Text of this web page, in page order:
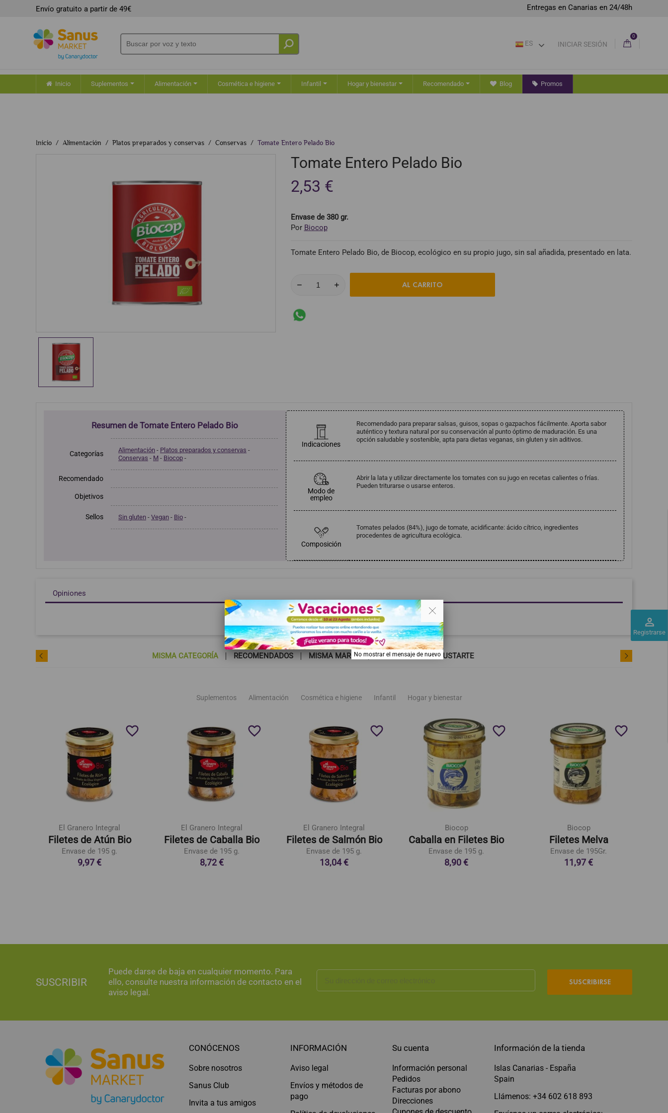
Envío gratuito a partir de 49€ Entregas en Canarias en 24/48h
ES INICIAR SESIÓN
0
perm_identity
Registrarse
Inicio Suplementos Alimentación Cosmética e higiene Infantil Hogar y bienestar Recomendado Blog Promos
Inicio Alimentación Platos preparados y conservas Conservas Tomate Entero Pelado Bio
Tomate Entero Pelado Bio
2,53 €
Envase de 380 gr.
Por Biocop
Tomate Entero Pelado Bio, de Biocop, ecológico en su propio jugo, sin sal añadida, presentado en lata.
AL CARRITO
Resumen de Tomate Entero Pelado Bio
Categorías Alimentación - Platos preparados y conservas -
Conservas - M - Biocop -
Recomendado
Objetivos
Sellos Sin gluten - Vegan - Bio -
Indicaciones
Recomendado para preparar salsas, guisos, sopas o gazpachos fácilmente. Aporta sabor
auténtico y textura natural por su conservación al punto óptimo de maduración. Es una
opción saludable y sostenible, apta para dietas veganas, sin gluten y sin aditivos.
Modo de
empleo
Abrir la lata y utilizar directamente los tomates con su jugo en recetas calientes o frías.
Pueden triturarse o usarse enteros.
Composición
Tomates pelados (84%), jugo de tomate, acidificante: ácido cítrico, ingredientes
procedentes de agricultura ecológica.
Opiniones
Haga clic aquí para dejar una opinión
MISMA CATEGORÍA RECOMENDADOS MISMA MARCA TAMBIÉN PODRÍA GUSTARTE
Suplementos Alimentación Cosmética e higiene Infantil Hogar y bienestar
El Granero Integral
Filetes de Atún Bio
Envase de 195 g.
9,97 €
favorite_border
El Granero Integral
Filetes de Caballa Bio
Envase de 195 g.
8,72 €
favorite_border
El Granero Integral
Filetes de Salmón Bio
Envase de 195 g.
13,04 €
favorite_border
Biocop
Caballa en Filetes Bio
Envase de 195 g.
8,90 €
favorite_border
Biocop
Filetes Melva
Envase de 195Gr.
11,97 €
favorite_border
SUSCRIBIR
Puede darse de baja en cualquier momento. Para
ello, consulte nuestra información de contacto en el
aviso legal.
SUSCRIBIRSE
CONÓCENOS
Sobre nosotros
Sanus Club
Invita a tus amigos
INFORMACIÓN
Aviso legal
Envíos y métodos de
pago
Su cuenta
Información personal
Pedidos
Facturas por abono
Direcciones
Información de la tienda
Islas Canarias - España
Spain
Llámenos: +34 602 618 893
. .
No mostrar el mensaje de nuevo